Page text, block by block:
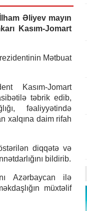
Əliyev mayın
Kasım-Jomart
Mətbuat
Kasım-Jomart
təbrik edib,
fəaliyyətində
xalqına daim rifah
diqqətə və
bildirib.
Azərbaycan ilə
müxtəlif